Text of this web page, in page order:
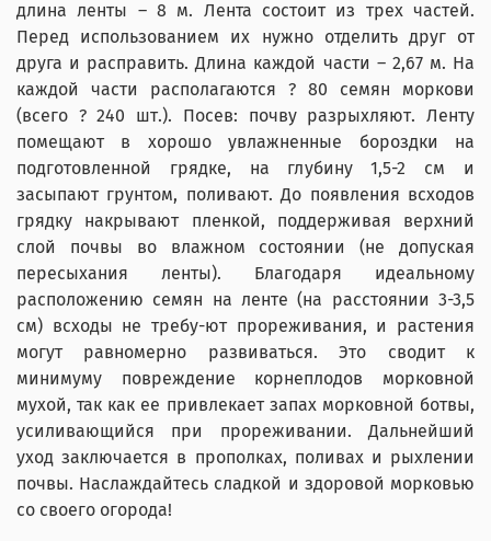
длина ленты – 8 м. Лента состоит из трех частей.
Перед использованием их нужно отделить друг от
друга и расправить. Длина каждой части – 2,67 м. На
каждой части располагаются ? 80 семян моркови
(всего ? 240 шт.). Посев: почву разрыхляют. Ленту
помещают в хорошо увлажненные бороздки на
подготовленной грядке, на глубину 1,5-2 см и
засыпают грунтом, поливают. До появления всходов
грядку накрывают пленкой, поддерживая верхний
слой почвы во влажном состоянии (не допуская
пересыхания ленты). Благодаря идеальному
расположению семян на ленте (на расстоянии 3-3,5
см) всходы не требу-ют прореживания, и растения
могут равномерно развиваться. Это сводит к
минимуму повреждение корнеплодов морковной
мухой, так как ее привлекает запах морковной ботвы,
усиливающийся при прореживании. Дальнейший
уход заключается в прополках, поливах и рыхлении
почвы. Наслаждайтесь сладкой и здоровой морковью
со своего огорода!